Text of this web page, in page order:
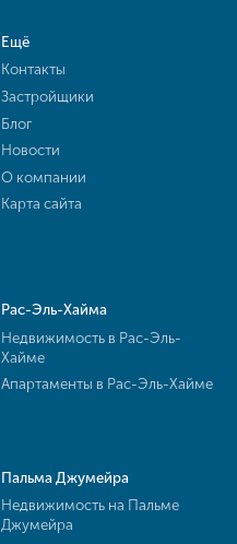
Ещё
Контакты
Застройщики
Блог
Новости
О компании
Карта сайта
Рас-Эль-Хайма
Недвижимость в Рас-Эль-
Хайме
Апартаменты в Рас-Эль-Хайме
Пальма Джумейра
Недвижимость на Пальме
Джумейра